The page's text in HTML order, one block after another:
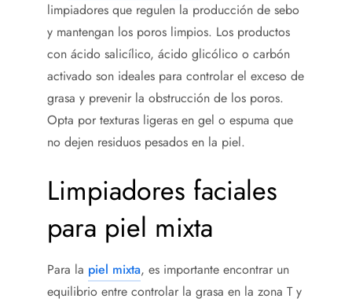
limpiadores que regulen la producción de sebo
y mantengan los poros limpios. Los productos
con ácido salicílico, ácido glicólico o carbón
activado son ideales para controlar el exceso de
grasa y prevenir la obstrucción de los poros.
Opta por texturas ligeras en gel o espuma que
no dejen residuos pesados en la piel.
Limpiadores faciales
para piel mixta
Para la piel mixta, es importante encontrar un
equilibrio entre controlar la grasa en la zona T y